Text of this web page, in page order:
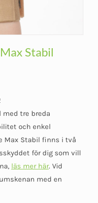
Stabil
med tre breda
och enkel
Max Stabil finns i två
för dig som vill
läs mer här. Vid
med en